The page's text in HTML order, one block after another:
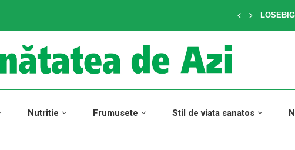
Nutritie Frumusete Stil de viata sanatos